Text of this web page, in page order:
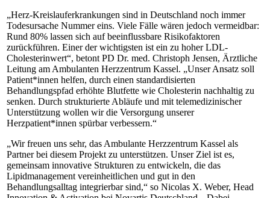
„Herz-Kreislauferkrankungen sind in Deutschland noch immer
Todesursache Nummer eins. Viele Fälle wären jedoch vermeidbar:
Rund 80% lassen sich auf beeinflussbare Risikofaktoren
zurückführen. Einer der wichtigsten ist ein zu hoher LDL-
Cholesterinwert“, betont PD Dr. med. Christoph Jensen, Ärztliche
Leitung am Ambulanten Herzzentrum Kassel. „Unser Ansatz soll
Patient*innen helfen, durch einen standardisierten
Behandlungspfad erhöhte Blutfette wie Cholesterin nachhaltig zu
senken. Durch strukturierte Abläufe und mit telemedizinischer
Unterstützung wollen wir die Versorgung unserer
Herzpatient*innen spürbar verbessern.“
„Wir freuen uns sehr, das Ambulante Herzzentrum Kassel als
Partner bei diesem Projekt zu unterstützen. Unser Ziel ist es,
gemeinsam innovative Strukturen zu entwickeln, die das
Lipidmanagement vereinheitlichen und gut in den
Behandlungsalltag integrierbar sind,“ so Nicolas X. Weber, Head